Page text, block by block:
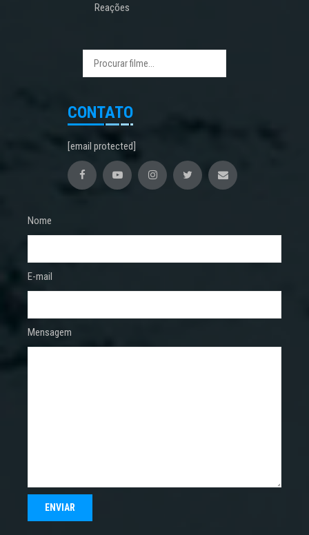
Reações
CONTATO
[email protected]
Nome
E-mail
Mensagem